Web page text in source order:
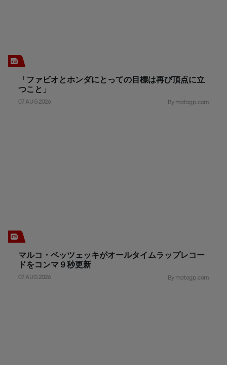
「ファビオとホンダにとっての目標は再び頂点に立
つこと」
07 AUG 2026 By motogp.com
マルコ・ベッツェッキがオールタイムラップレコー
ドをコンマ９秒更新
07 AUG 2026 By motogp.com